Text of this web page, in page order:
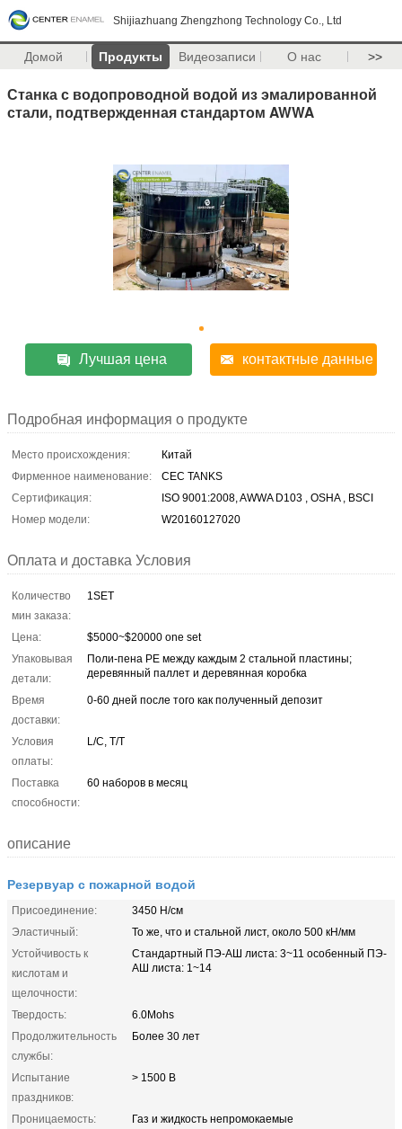
Shijiazhuang Zhengzhong Technology Co., Ltd
Домой Продукты Видеозаписи О нас >>
Станка с водопроводной водой из эмалированной
стали, подтвержденная стандартом AWWA
Лучшая цена контактные данные
Подробная информация о продукте
Место происхождения:
Китай
Фирменное наименование:
CEC TANKS
Сертификация:
ISO 9001:2008, AWWA D103 , OSHA , BSCI
Номер модели:
W20160127020
Оплата и доставка Условия
Количество
мин заказа:
1SET
Цена:
$5000~$20000 one set
Упаковывая
детали:
Поли-пена PE между каждым 2 стальной пластины;
деревянный паллет и деревянная коробка
Время
доставки:
0-60 дней после того как полученный депозит
Условия
оплаты:
L/C, T/T
Поставка
способности:
60 наборов в месяц
описание
Резервуар с пожарной водой
Присоединение:
3450 Н/см
Эластичный:
То же, что и стальной лист, около 500 кН/мм
Устойчивость к
кислотам и
щелочности:
Стандартный ПЭ-АШ листа: 3~11 особенный ПЭ-
АШ листа: 1~14
Твердость:
6.0Mohs
Продолжительность
службы:
Более 30 лет
Испытание
праздников:
> 1500 В
Проницаемость:
Газ и жидкость непромокаемые